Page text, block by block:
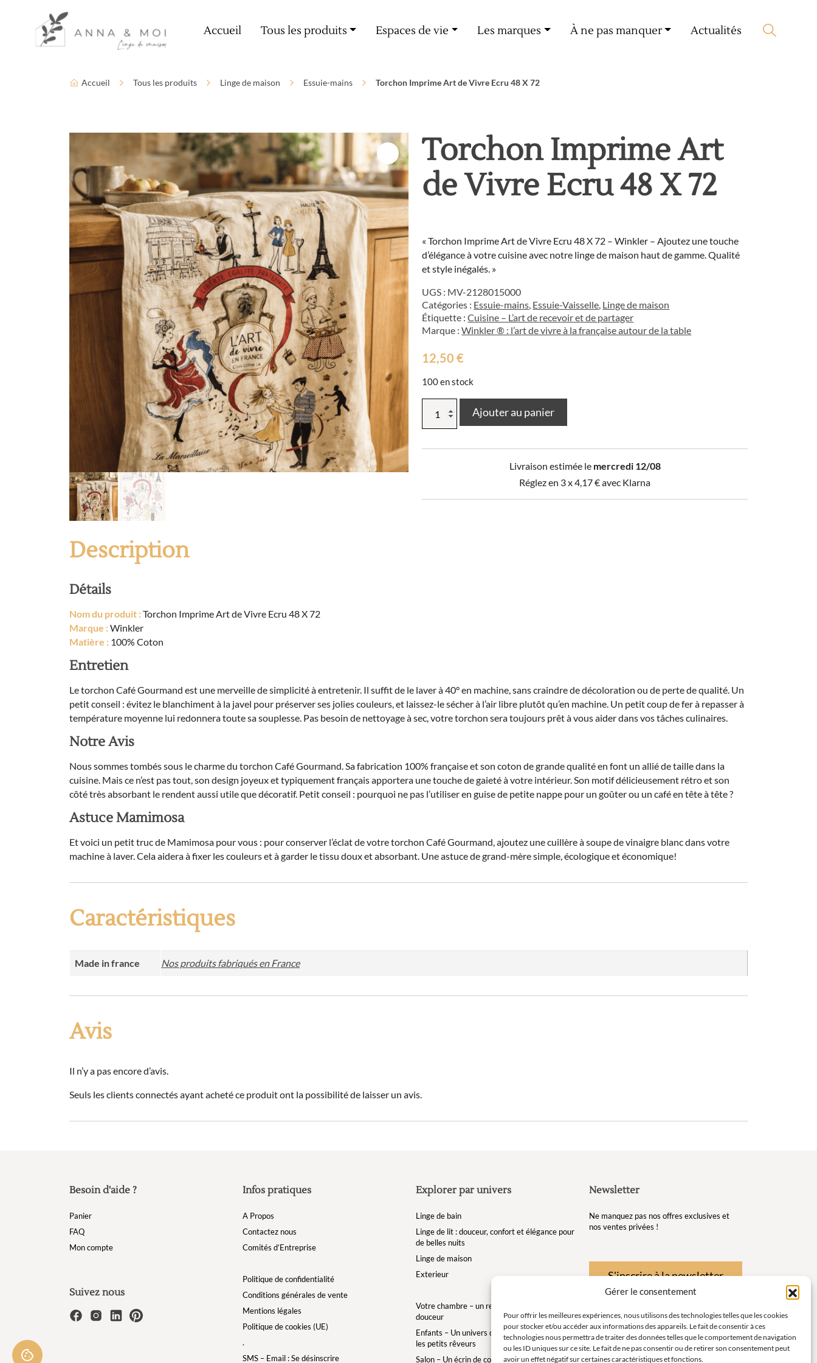
Gérer le consentement
Pour offrir les meilleures expériences, nous utilisons des technologies telles que les cookies
pour stocker et/ou accéder aux informations des appareils. Le fait de consentir à ces
technologies nous permettra de traiter des données telles que le comportement de navigation
ou les ID uniques sur ce site. Le fait de ne pas consentir ou de retirer son consentement peut
avoir un effet négatif sur certaines caractéristiques et fonctions.
Paramètres d’accessibilité
Accueil Tous les produits Espaces de vie Les marques À ne pas manquer Actualités
Accueil Tous les produits Linge de maison Essuie-mains Torchon Imprime Art de Vivre Ecru 48 X 72
Torchon Imprime Art
de Vivre Ecru 48 X 72
« Torchon Imprime Art de Vivre Ecru 48 X 72 – Winkler – Ajoutez une touche
d’élégance à votre cuisine avec notre linge de maison haut de gamme. Qualité
et style inégalés. »
UGS : MV-2128015000
Catégories : Essuie-mains, Essuie-Vaisselle, Linge de maison
Étiquette :Cuisine – L’art de recevoir et de partager
Marque :Winkler ® : l’art de vivre à la française autour de la table
12,50€
100 en stock
Torchon
Ajouter au panier
Livraison estimée le mercredi 12/08
Réglez en 3 x4,17€avec Klarna
Description
Détails
Nom du produit :Torchon Imprime Art de Vivre Ecru 48 X 72
Marque :Winkler
Matière : 100% Coton
Entretien
Le torchon Café Gourmand est une merveille de simplicité à entretenir. Il suffit de le laver à 40° en machine, sans craindre de décoloration ou de perte de qualité. Un
petit conseil : évitez le blanchiment à la javel pour préserver ses jolies couleurs, et laissez-le sécher à l’air libre plutôt qu’en machine. Un petit coup de fer à repasser à
température moyenne lui redonnera toute sa souplesse. Pas besoin de nettoyage à sec, votre torchon sera toujours prêt à vous aider dans vos tâches culinaires.
Notre Avis
Nous sommes tombés sous le charme du torchon Café Gourmand. Sa fabrication 100% française et son coton de grande qualité en font un allié de taille dans la
cuisine. Mais ce n’est pas tout, son design joyeux et typiquement français apportera une touche de gaieté à votre intérieur. Son motif délicieusement rétro et son
côté très absorbant le rendent aussi utile que décoratif. Petit conseil : pourquoi ne pas l’utiliser en guise de petite nappe pour un goûter ou un café en tête à tête ?
Astuce Mamimosa
Et voici un petit truc de Mamimosa pour vous : pour conserver l’éclat de votre torchon Café Gourmand, ajoutez une cuillère à soupe de vinaigre blanc dans votre
machine à laver. Cela aidera à fixer les couleurs et à garder le tissu doux et absorbant. Une astuce de grand-mère simple, écologique et économique!
Caractéristiques
Made in france Nos produits fabriqués en France
Avis
Il n’y a pas encore d’avis.
Seuls les clients connectés ayant acheté ce produit ont la possibilité de laisser un avis.
Besoin d'aide ?
Panier
FAQ
Mon compte
Suivez nous
Infos pratiques
A Propos
Contactez nous
Comités d’Entreprise
Politique de confidentialité
Conditions générales de vente
Mentions légales
Politique de cookies (UE)
.
SMS – Email : Se désinscrire
Explorer par univers
Linge de bain
Linge de lit : douceur, confort et élégance pour
de belles nuits
Linge de maison
Exterieur
Votre chambre – un refuge de bien-être et de
douceur
Enfants – Un univers doux et enchanté pour
les petits rêveurs
Salon – Un écrin de confort pour des instants
Newsletter
Ne manquez pas nos offres exclusives et
nos ventes privées !
S'inscrire à la newsletter